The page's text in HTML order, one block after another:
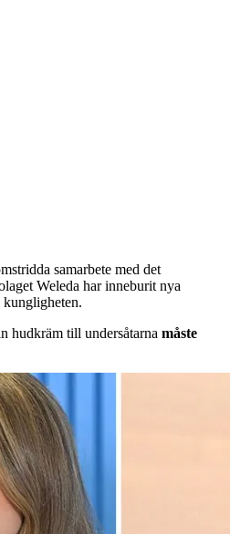
samarbete med det
Weleda har inneburit nya
kungligheten.
hudkräm till undersåtarna måste